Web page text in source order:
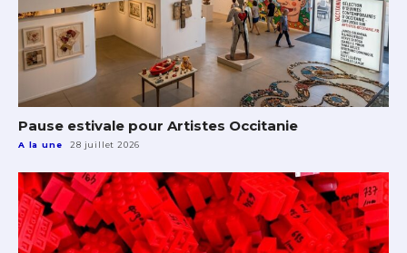
Pause estivale pour Artistes Occitanie
A la une 28 juillet 2026